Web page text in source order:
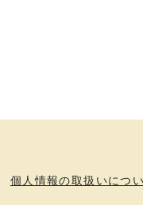
個人情報の取扱いにつ